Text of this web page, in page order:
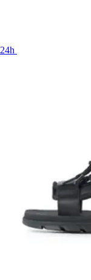
24h